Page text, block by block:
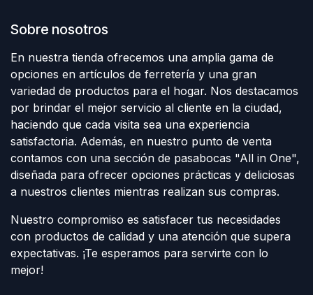
Sobre nosotros
En nuestra tienda ofrecemos una amplia gama de
opciones en artículos de ferretería y una gran
variedad de productos para el hogar. Nos destacamos
por brindar el mejor servicio al cliente en la ciudad,
haciendo que cada visita sea una experiencia
satisfactoria. Además, en nuestro punto de venta
contamos con una sección de pasabocas "All in One",
diseñada para ofrecer opciones prácticas y deliciosas
a nuestros clientes mientras realizan sus compras.
Nuestro compromiso es satisfacer tus necesidades
con productos de calidad y una atención que supera
expectativas. ¡Te esperamos para servirte con lo
mejor!